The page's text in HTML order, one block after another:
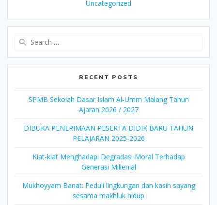
Uncategorized
RECENT POSTS
SPMB Sekolah Dasar Islam Al-Umm Malang Tahun
Ajaran 2026 / 2027
DIBUKA PENERIMAAN PESERTA DIDIK BARU TAHUN
PELAJARAN 2025-2026
Kiat-kiat Menghadapi Degradasi Moral Terhadap
Generasi Millenial
Mukhoyyam Banat: Peduli lingkungan dan kasih sayang
sesama makhluk hidup